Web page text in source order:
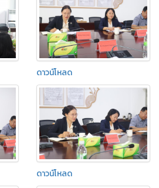
ดาวน์โหลด
ดาวน์โหลด